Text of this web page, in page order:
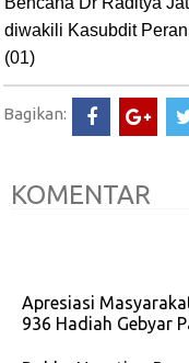
diwakili Kasubdit
(01)
Bagikan:
KOMENTAR
Apresiasi
936 Hadiah Gebyar